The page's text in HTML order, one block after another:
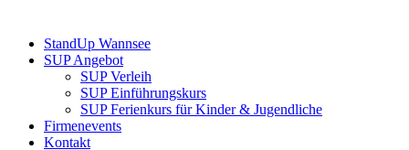
StandUp Wannsee
SUP Angebot
SUP Verleih
SUP Einführungskurs
SUP Ferienkurs für Kinder & Jugendliche
Firmenevents
Kontakt